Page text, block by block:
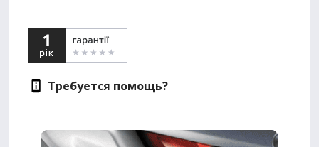
Требуется помощь?